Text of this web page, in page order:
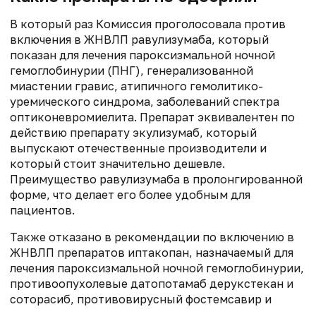
В который раз Комиссия проголосовала против
включения в ЖНВЛП равулизумаба, который
показан для лечения пароксизмальной ночной
гемоглобинурии (ПНГ), генерализованной
миастении гравис, атипичного гемолитико-
уремического синдрома, заболеваний спектра
оптиконевромиелита. Препарат эквивалентен по
действию препарату экулизумаб, который
выпускают отечественные производители и
который стоит значительно дешевле.
Преимущество равулизумаба в пролонгированной
форме, что делает его более удобным для
пациентов.
Также отказано в рекомендации по включению в
ЖНВЛП препаратов иптакопан, назначаемый для
лечения пароксизмальной ночной гемоглобинурии,
противоопухолевые датопотамаб дерукстекан и
соторасиб, противовирусный фостемсавир и